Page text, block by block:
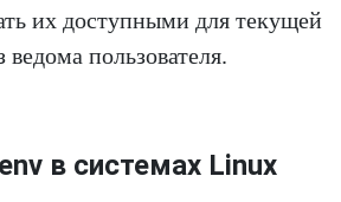
их доступными для текущей
пользователя.
в системах Linux